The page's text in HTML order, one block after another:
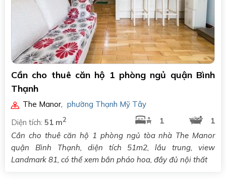
Cần cho thuê căn hộ 1 phòng ngủ quận Bình
Thạnh
The Manor
phường Thạnh Mỹ Tây
Diện tích: 51 m2 1
1
Cần cho thuê căn hộ 1 phòng ngủ tòa nhà The Manor
quận Bình Thạnh, diện tích 51m2, lầu trung, view
Landmark 81, có thể xem bắn pháo hoa, đầy đủ nội thất